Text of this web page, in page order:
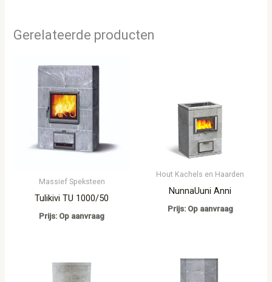
Gerelateerde producten
Massief Speksteen
Tulikivi TU 1000/50
Prijs: Op aanvraag
Hout Kachels en Haarden
NunnaUuni Anni
Prijs: Op aanvraag